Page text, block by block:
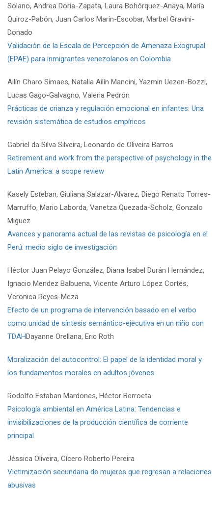
Solano, Andrea Doria-Zapata, Laura Bohórquez-Anaya, María
Quiroz-Pabón, Juan Carlos Marín-Escobar, Marbel Gravini-
Donado
Validación de la Escala de Percepción de Amenaza Exogrupal
(EPAE) para inmigrantes venezolanos en Colombia
Ailín Charo Simaes, Natalia Ailín Mancini, Yazmin Uezen-Bozzi,
Lucas Gago-Galvagno, Valeria Pedrón
Prácticas de crianza y regulación emocional en infantes: Una
revisión sistemática de estudios empíricos
Gabriel da Silva Silveira, Leonardo de Oliveira Barros
Retirement and work from the perspective of psychology in the
Latin America: a scope review
Kasely Esteban, Giuliana Salazar-Alvarez, Diego Renato Torres-
Marruffo, Mario Laborda, Vanetza Quezada-Scholz, Gonzalo
Miguez
Avances y panorama actual de las revistas de psicología en el
Perú: medio siglo de investigación
Héctor Juan Pelayo González, Diana Isabel Durán Hernández,
Ignacio Mendez Balbuena, Vicente Arturo López Cortés,
Veronica Reyes-Meza
Efecto de un programa de intervención basado en el verbo
como unidad de síntesis semántico-ejecutiva en un niño con
TDAHDayanne Orellana, Eric Roth
Moralización del autocontrol: El papel de la identidad moral y
los fundamentos morales en adultos jóvenes
Rodolfo Estaban Mardones, Héctor Berroeta
Psicología ambiental en América Latina: Tendencias e
invisibilizaciones de la producción científica de corriente
principal
Jéssica Oliveira, Cícero Roberto Pereira
Victimización secundaria de mujeres que regresan a relaciones
abusivas